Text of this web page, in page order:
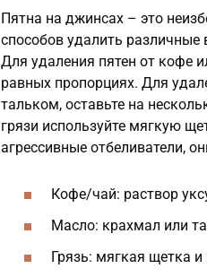
Пятна на джинсах – это
способов удалить различные
Для удаления пятен от кофе
равных пропорциях. Для
тальком, оставьте на
грязи используйте мягкую
агрессивные отбеливатели,
Кофе/чай: раствор
Масло: крахмал или
Грязь: мягкая щетка